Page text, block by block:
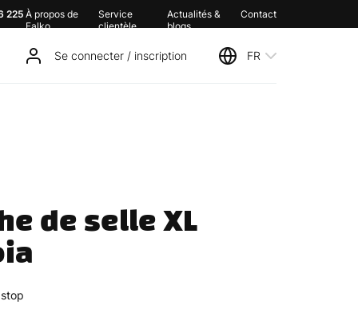
225 À propos de
Falko
Service
clientèle
Actualités &
blogs
Contact
Se connecter / inscription FR
de selle XL